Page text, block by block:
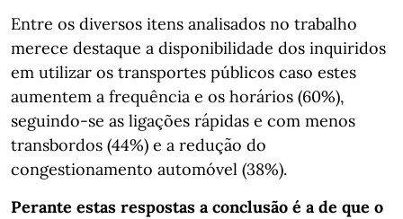
Entre os diversos itens analisados no trabalho
merece destaque a disponibilidade dos inquiridos
em utilizar os transportes públicos caso estes
aumentem a frequência e os horários (60%),
seguindo-se as ligações rápidas e com menos
transbordos (44%) e a redução do
congestionamento automóvel (38%).
Perante estas respostas a conclusão é a de que o